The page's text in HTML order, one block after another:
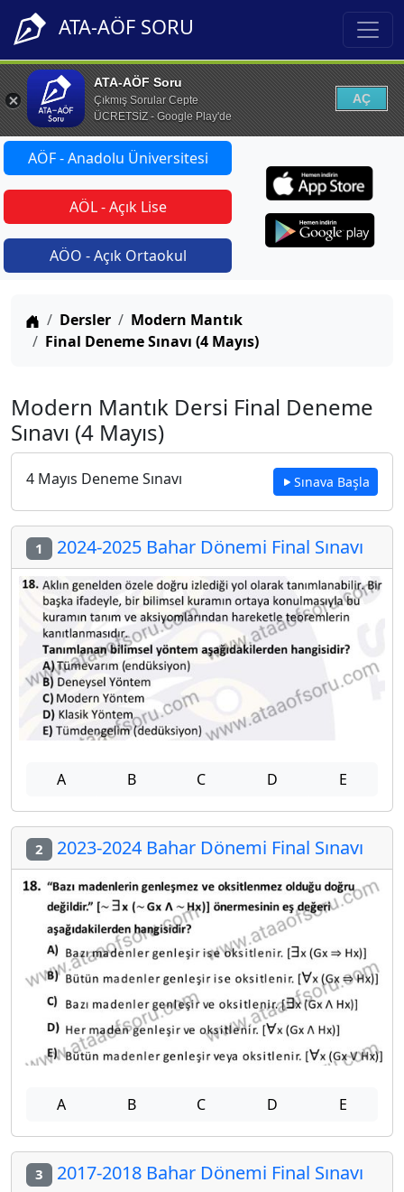
ATA-AÖF SORU
ATA-AÖF Soru
Çıkmış Sorular Cepte
ÜCRETSİZ - Google Play'de
AÇ
AÖF - Anadolu Üniversitesi
AÖL - Açık Lise
AÖO - Açık Ortaokul
Anasayfa
Dersler
Modern Mantık
Final Deneme Sınavı (4 Mayıs)
Modern Mantık Dersi Final Deneme
Sınavı (4 Mayıs)
4 Mayıs Deneme Sınavı Sınava Başla
1 2024-2025 Bahar Dönemi Final Sınavı
A B C D E
2 2023-2024 Bahar Dönemi Final Sınavı
A B C D E
3 2017-2018 Bahar Dönemi Final Sınavı